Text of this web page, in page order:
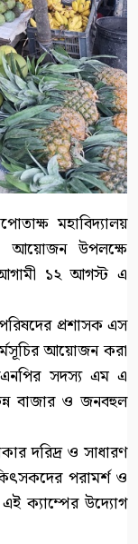
মহাবিদ্যালয়
আয়োজন উপলক্ষে
১২ আগস্ট এ
প্রশাসক এস
আয়োজন করা
সদস্য এম এ
বাজার ও জনবহুল
দরিদ্র ও সাধারণ
পরামর্শ ও
ক্যাম্পের উদ্যোগ